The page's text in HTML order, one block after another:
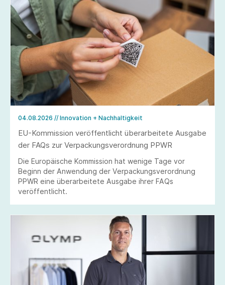
04.08.2026 // Innovation + Nachhaltigkeit
EU-Kommission veröffentlicht überarbeitete Ausgabe
der FAQs zur Verpackungsverordnung PPWR
Die Europäische Kommission hat wenige Tage vor
Beginn der Anwendung der Verpackungsverordnung
PPWR eine überarbeitete Ausgabe ihrer FAQs
veröffentlicht.